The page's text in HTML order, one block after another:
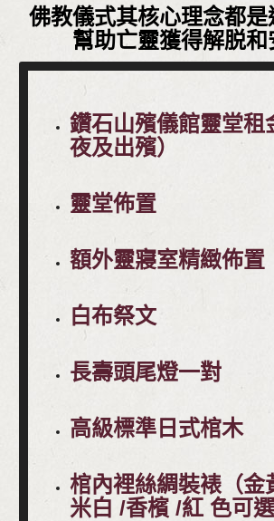
佛教儀式其核心理念都
幫助亡靈獲得解脱和
鑽石山殯儀館靈堂租
夜及出殯）
靈堂佈置
額外靈寢室精緻佈置
白布祭文
長壽頭尾燈一對
高級標準日式棺木
棺內裡絲綢裝裱（金
米白 /香檳 /紅 色可選